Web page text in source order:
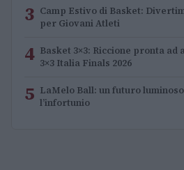
3 Camp Estivo di Basket:
per Giovani Atleti
4 Basket 3×3: Riccione pronta ad
3×3 Italia Finals 2026
5 LaMelo Ball: un futuro
l’infortunio